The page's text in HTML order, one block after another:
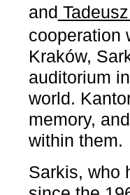
and
cooperation
Kraków,
auditorium
world.
memory,
within them.
Sarkis, who